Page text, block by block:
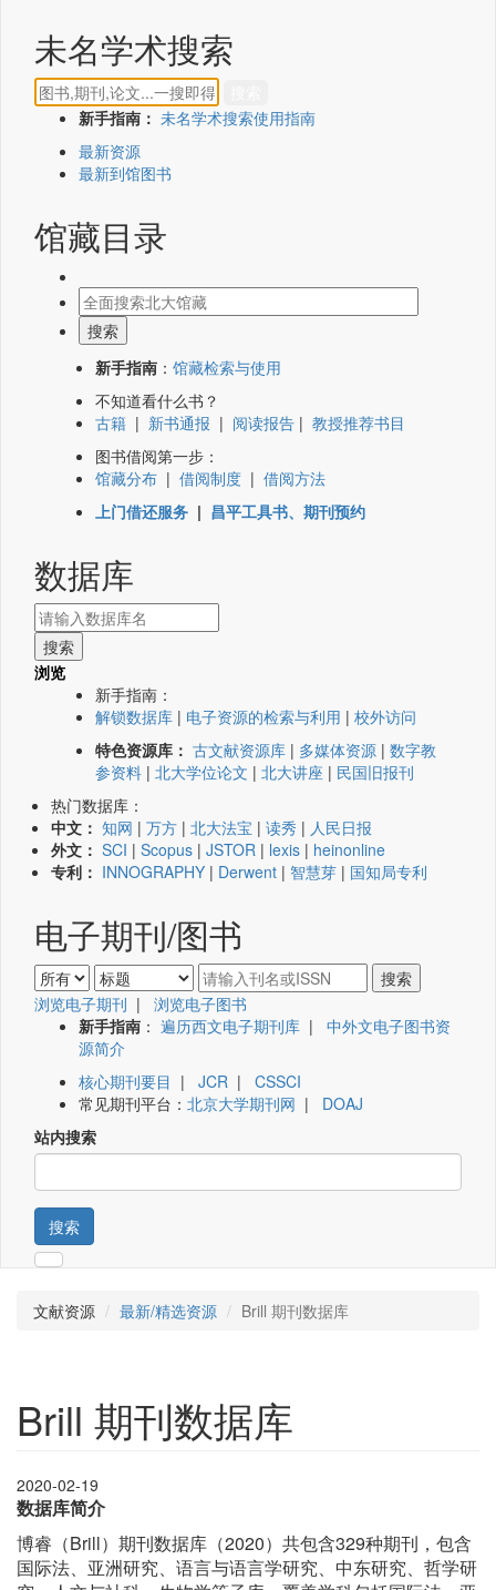
未名学术搜索
新手指南： 未名学术搜索使用指南
最新资源
最新到馆图书
馆藏目录
新手指南 ： 馆藏检索与使用
不知道看什么书？
古籍 | 新书通报 | 阅读报告 | 教授推荐书目
图书借阅第一步：
馆藏分布 | 借阅制度 | 借阅方法
上门借还服务 | 昌平工具书、期刊预约
数据库
浏览
新手指南：
解锁数据库 | 电子资源的检索与利用 | 校外访问
特色资源库： 古文献资源库 | 多媒体资源 | 数字教
参资料 | 北大学位论文 | 北大讲座 | 民国旧报刊
热门数据库：
中文： 知网 | 万方 | 北大法宝 | 读秀 | 人民日报
外文： SCI | Scopus | JSTOR | lexis | heinonline
专利： INNOGRAPHY | Derwent | 智慧芽 | 国知局专利
电子期刊/图书
浏览电子期刊 | 浏览电子图书
新手指南 ： 遍历西文电子期刊库 | 中外文电子图书资
源简介
核心期刊要目 | JCR | CSSCI
常见期刊平台： 北京大学期刊网 | DOAJ
站内搜索
搜索
文献资源 最新/精选资源 Brill 期刊数据库
Brill 期刊数据库
2020-02-19
数据库简介
博睿（Brill）期刊数据库（2020）共包含329种期刊，包含
国际法、亚洲研究、语言与语言学研究、中东研究、哲学研